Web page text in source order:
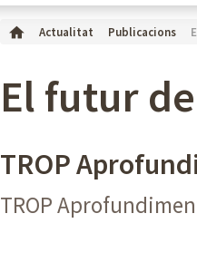
Actualitat Publicacions
El futur
TROP
TROP